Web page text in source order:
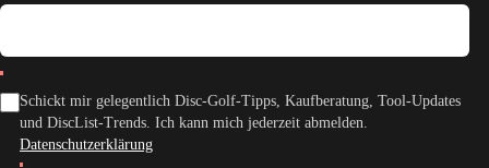
Schickt mir gelegentlich Disc-Golf-Tipps, Kaufberatung, Tool-Updates
und DiscList-Trends. Ich kann mich jederzeit abmelden.
Datenschutzerklärung